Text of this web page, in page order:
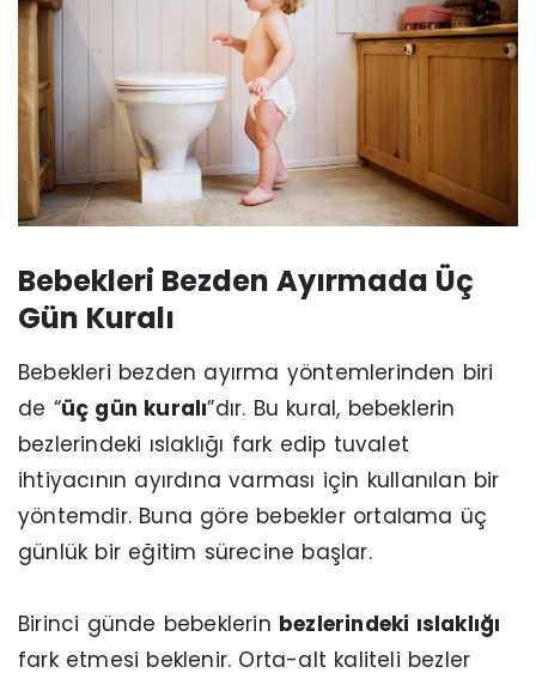
Bebekleri Bezden Ayırmada Üç
Gün Kuralı
Bebekleri bezden ayırma yöntemlerinden biri
de “üç gün kuralı”dır. Bu kural, bebeklerin
bezlerindeki ıslaklığı fark edip tuvalet
ihtiyacının ayırdına varması için kullanılan bir
yöntemdir. Buna göre bebekler ortalama üç
günlük bir eğitim sürecine başlar.
Birinci günde bebeklerin bezlerindeki ıslaklığı
fark etmesi beklenir. Orta-alt kaliteli bezler